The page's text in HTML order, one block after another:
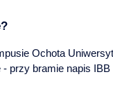
Ochota
- przy bramie napis